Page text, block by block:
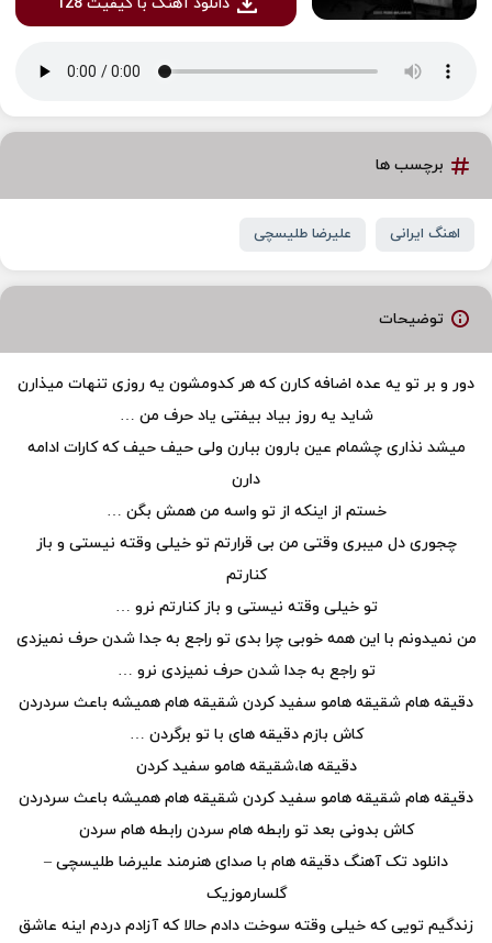
برچسب ها
اهنگ ایرانی علیرضا طلیسچی
توضیحات
دور و بر تو یه عده اضافه کارن که هر کدومشون یه روزی تنهات میذارن
شاید یه روز بیاد بیفتی یاد حرف من …
میشد نذاری چشمام عین بارون ببارن ولی حیف حیف که کارات ادامه
دارن
خستم از اینکه از تو واسه من همش بگن …
چجوری دل میبری وقتی من بی قرارتم تو خیلی وقته نیستی و باز
کنارتم
تو خیلی وقته نیستی و باز کنارتم نرو …
من نمیدونم با این همه خوبی چرا بدی تو راجع به جدا شدن حرف نمیزدی
تو راجع به جدا شدن حرف نمیزدی نرو …
دقیقه هام شقیقه هامو سفید کردن شقیقه هام همیشه باعث سردردن
کاش بازم دقیقه های با تو برگردن …
دقیقه ها،شقیقه هامو سفید کردن
دقیقه هام شقیقه هامو سفید کردن شقیقه هام همیشه باعث سردردن
کاش بدونی بعد تو رابطه هام سردن رابطه هام سردن
دانلود تک آهنگ دقیقه هام با صدای هنرمند علیرضا طلیسچی –
گلسارموزیک
زندگیم تویی که خیلی وقته سوخت دادم حالا که آزادم دردم اینه عاشق